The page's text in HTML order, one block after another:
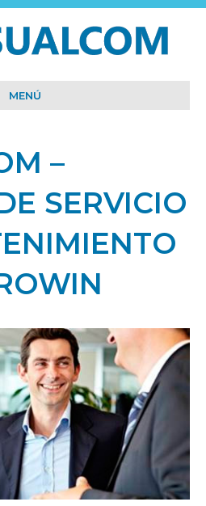
MENÚ
–
SERVICIO